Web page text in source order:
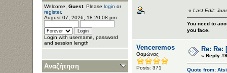
Welcome, Guest. Please login or
register.
August 07, 2026, 18:20:08 pm
Login with username, password
and session length
Αναζήτηση
« Last Edit:
You need to
you face.
Venceremos
Θαμώνας
Posts: 371
Re: Re:
« Reply
Quote from: